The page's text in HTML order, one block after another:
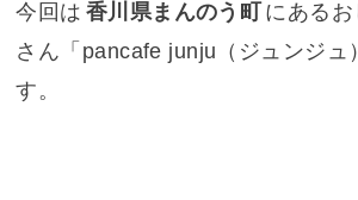
今回は 香川県まんのう町
にある
さん「pancafe junju（ジュンジュ
す。